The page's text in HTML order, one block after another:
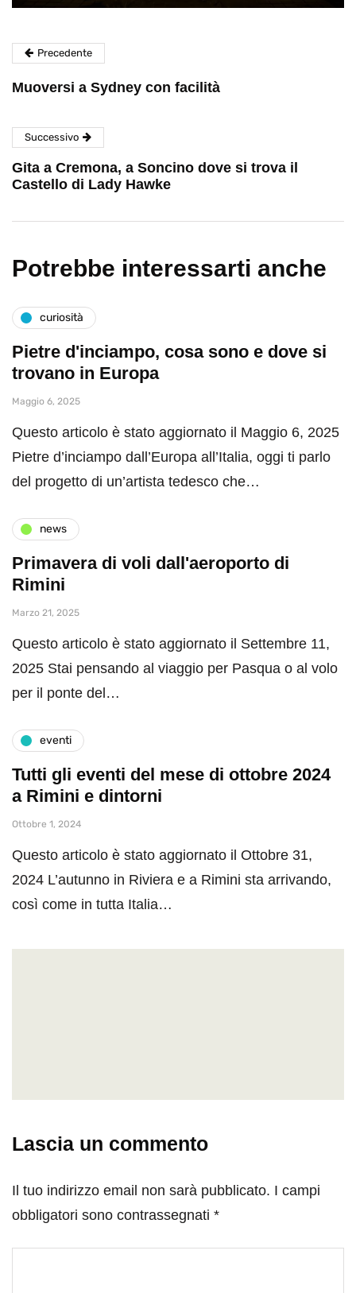
Precedente
Muoversi a Sydney con facilità
Successivo
Gita a Cremona, a Soncino dove si trova il
Castello di Lady Hawke
Potrebbe interessarti anche
curiosità
Pietre d'inciampo, cosa sono e dove si
trovano in Europa
Maggio 6, 2025
Questo articolo è stato aggiornato il Maggio 6, 2025
Pietre d’inciampo dall’Europa all’Italia, oggi ti parlo
del progetto di un’artista tedesco che…
news
Primavera di voli dall'aeroporto di
Rimini
Marzo 21, 2025
Questo articolo è stato aggiornato il Settembre 11,
2025 Stai pensando al viaggio per Pasqua o al volo
per il ponte del…
eventi
Tutti gli eventi del mese di ottobre 2024
a Rimini e dintorni
Ottobre 1, 2024
Questo articolo è stato aggiornato il Ottobre 31,
2024 L’autunno in Riviera e a Rimini sta arrivando,
così come in tutta Italia…
Lascia un commento
Il tuo indirizzo email non sarà pubblicato. I campi
obbligatori sono contrassegnati *